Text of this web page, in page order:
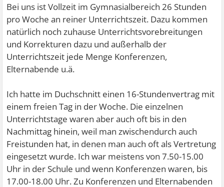
Bei uns ist Vollzeit im Gymnasialbereich 26 Stunden
pro Woche an reiner Unterrichtszeit. Dazu kommen
natürlich noch zuhause Unterrichtsvorebreitungen
und Korrekturen dazu und außerhalb der
Unterrichtszeit jede Menge Konferenzen,
Elternabende u.ä.
Ich hatte im Duchschnitt einen 16-Stundenvertrag mit
einem freien Tag in der Woche. Die einzelnen
Unterrichtstage waren aber auch oft bis in den
Nachmittag hinein, weil man zwischendurch auch
Freistunden hat, in denen man auch oft als Vertretung
eingesetzt wurde. Ich war meistens von 7.50-15.00
Uhr in der Schule und wenn Konferenzen waren, bis
17.00-18.00 Uhr. Zu Konferenzen und Elternabenden